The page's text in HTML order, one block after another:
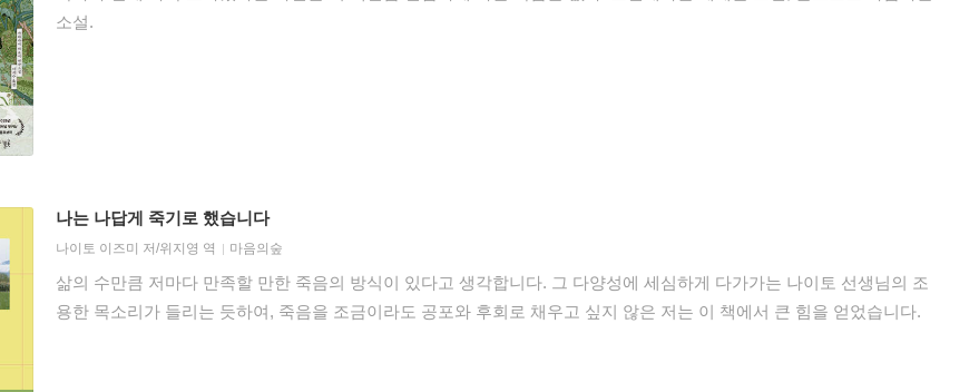
소설.
나는 나답게 죽기로 했습니다
나이토 이즈미 저/위지영 역 마음의숲
삶의 수만큼 저마다 만족할 만한 죽음의 방식이 있다고 생각합니다. 그 다양성에 세심하게 다가가는 나이토 선생님의 조
용한 목소리가 들리는 듯하여, 죽음을 조금이라도 공포와 후회로 채우고 싶지 않은 저는 이 책에서 큰 힘을 얻었습니다.